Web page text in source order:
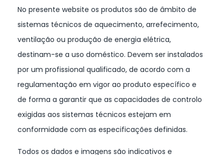
No presente website os produtos são de âmbito de
sistemas técnicos de aquecimento, arrefecimento,
ventilação ou produção de energia elétrica,
destinam-se a uso doméstico. Devem ser instalados
por um profissional qualificado, de acordo com a
regulamentação em vigor ao produto específico e
de forma a garantir que as capacidades de controlo
exigidas aos sistemas técnicos estejam em
conformidade com as especificações definidas.
Todos os dados e imagens são indicativos e